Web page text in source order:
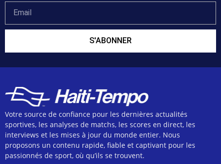
S'ABONNER
Votre source de confiance pour les dernières actualités
sportives, les analyses de matchs, les scores en direct, les
interviews et les mises à jour du monde entier. Nous
proposons un contenu rapide, fiable et captivant pour les
passionnés de sport, où qu’ils se trouvent.